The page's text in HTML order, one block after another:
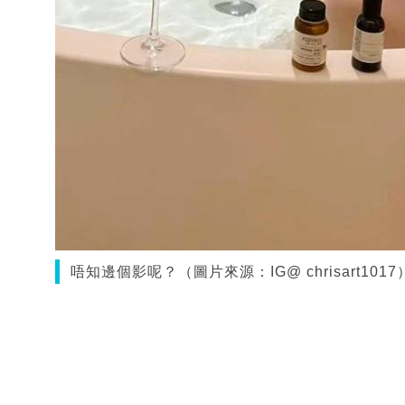
唔知邊個影呢？（圖片來源：IG@ chrisart1017